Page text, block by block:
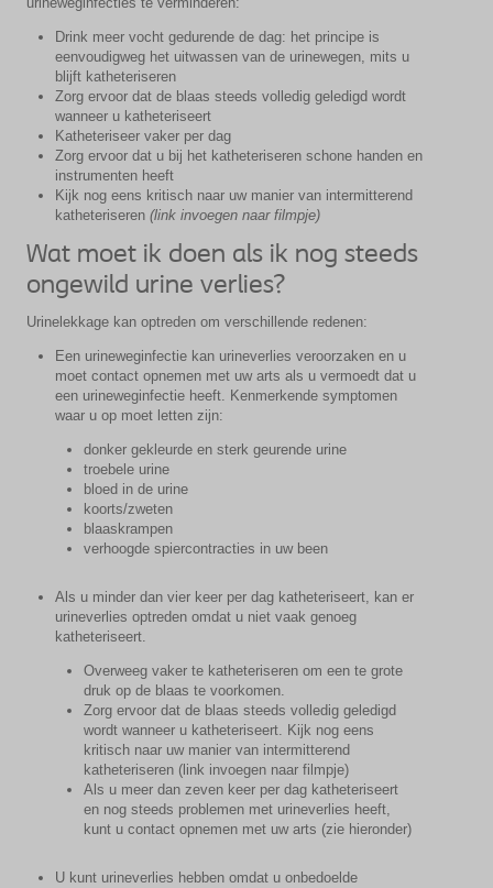
Drink meer vocht gedurende de dag: het principe is
eenvoudigweg het uitwassen van de urinewegen, mits u
blijft katheteriseren
Zorg ervoor dat de blaas steeds volledig geledigd wordt
wanneer u katheteriseert
Katheteriseer vaker per dag
Zorg ervoor dat u bij het katheteriseren schone handen en
instrumenten heeft
Kijk nog eens kritisch naar uw manier van intermitterend
katheteriseren (link invoegen naar filmpje)
Wat moet ik doen als ik nog steeds
ongewild urine verlies?
Urinelekkage kan optreden om verschillende redenen:
Een urineweginfectie kan urineverlies veroorzaken en u
moet contact opnemen met uw arts als u vermoedt dat u
een urineweginfectie heeft. Kenmerkende symptomen
waar u op moet letten zijn:
donker gekleurde en sterk geurende urine
troebele urine
bloed in de urine
koorts/zweten
blaaskrampen
verhoogde spiercontracties in uw been
Als u minder dan vier keer per dag katheteriseert, kan er
urineverlies optreden omdat u niet vaak genoeg
katheteriseert.
Overweeg vaker te katheteriseren om een te grote
druk op de blaas te voorkomen.
Zorg ervoor dat de blaas steeds volledig geledigd
wordt wanneer u katheteriseert. Kijk nog eens
kritisch naar uw manier van intermitterend
katheteriseren (link invoegen naar filmpje)
Als u meer dan zeven keer per dag katheteriseert
en nog steeds problemen met urineverlies heeft,
kunt u contact opnemen met uw arts (zie hieronder)
U kunt urineverlies hebben omdat u onbedoelde